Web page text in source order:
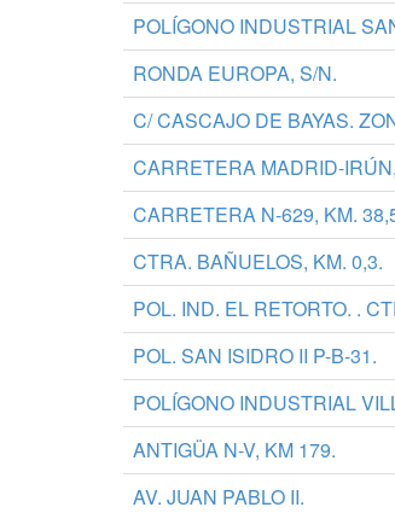
POLÍGONO INDUSTRIAL
RONDA EUROPA, S/N.
C/ CASCAJO DE BAYAS.
CARRETERA MADRID-
CARRETERA N-629, KM.
CTRA. BAÑUELOS, KM. 0,3.
POL. IND. EL RETORTO. .
POL. SAN ISIDRO II P-B-31.
POLÍGONO INDUSTRIAL
ANTIGÜA N-V, KM 179.
AV. JUAN PABLO II.